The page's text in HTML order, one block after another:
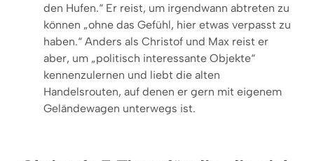
den Hufen.“ Er reist, um irgendwann abtreten zu
können „ohne das Gefühl, hier etwas verpasst zu
haben.“ Anders als Christof und Max reist er
aber, um „politisch interessante Objekte“
kennenzulernen und liebt die alten
Handelsrouten, auf denen er gern mit eigenem
Geländewagen unterwegs ist.